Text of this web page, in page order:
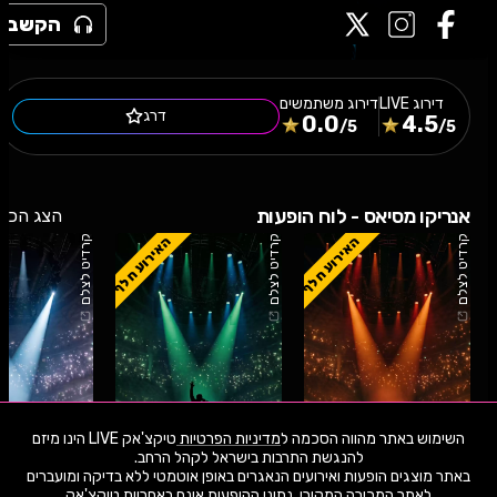
השימוש באתר מהווה הסכמה למדיניות הפרטיות
טיקצ'אק LIVE הינו מיזם
באתר מוצגים הופעות ואירועים הנאגרים באופן אוטמטי ללא בדיקה ומועברים
הקשב
דירוג
4.5/5
דירוג משתמשים
0.0/5
דרג
אנריקו מסיאס - לוח הופעות הצג הכל
קרדיט לצלם האירוע חלף
14.6.26
קרדיט לצלם האירוע חלף
ראשון
קרדיט לצלם
07.9.24